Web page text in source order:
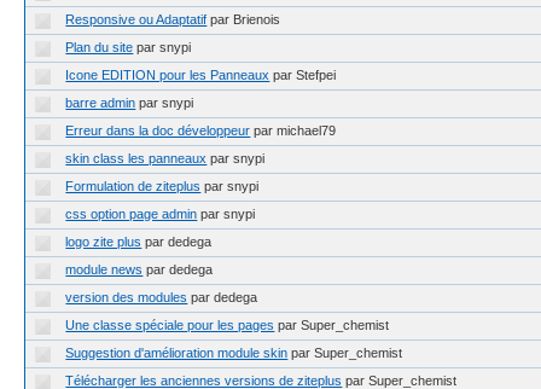
Responsive ou Adaptatif par Brienois
Plan du site par snypi
Icone EDITION pour les Panneaux par Stefpei
barre admin par snypi
Erreur dans la doc développeur par michael79
skin class les panneaux par snypi
Formulation de ziteplus par snypi
css option page admin par snypi
logo zite plus par dedega
module news par dedega
version des modules par dedega
Une classe spéciale pour les pages par Super_chemist
Suggestion d'amélioration module skin par Super_chemist
Télécharger les anciennes versions de ziteplus par Super_chemist